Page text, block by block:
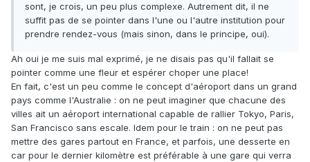
sont, je crois, un peu plus complexe. Autrement dit, il ne
suffit pas de se pointer dans l'une ou l'autre institution pour
prendre rendez-vous (mais sinon, dans le principe, oui).
Ah oui je me suis mal exprimé, je ne disais pas qu'il fallait se
pointer comme une fleur et espérer choper une place!
En fait, c'est un peu comme le concept d'aéroport dans un grand
pays comme l'Australie : on ne peut imaginer que chacune des
villes ait un aéroport international capable de rallier Tokyo, Paris,
San Francisco sans escale. Idem pour le train : on ne peut pas
mettre des gares partout en France, et parfois, une desserte en
car pour le dernier kilomètre est préférable à une gare qui verra